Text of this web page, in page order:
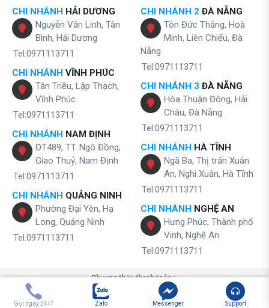
CHI NHÁNH HẢI DƯƠNG
Nguyễn Văn Linh, Tân
Bình, Hải Dương
Tel:0971113711
CHI NHÁNH VĨNH PHÚC
Tân Triều, Lập Thạch,
Vĩnh Phúc
Tel:0971113711
CHI NHÁNH NAM ĐỊNH
ĐT489, TT. Ngô Đồng,
Giao Thuỷ, Nam Định
Tel:0971113711
CHI NHÁNH QUẢNG NINH
Phường Đại Yên, Hạ
Long, Quảng Ninh
Tel:0971113711
CHI NHÁNH 2 ĐÀ NẴNG
Tôn Đức Thắng, Hoà
Minh, Liên Chiểu, Đà
Nẵng
Tel:0971113711
CHI NHÁNH 3 ĐÀ NẴNG
Hòa Thuận Đông, Hải
Châu, Đà Nẵng
Tel:0971113711
CHI NHÁNH HÀ TĨNH
Ngã Ba, Thị trấn Xuân
An, Nghi Xuân, Hà Tĩnh
Tel:0971113711
CHI NHÁNH NGHỆ AN
Hưng Phúc, Thành phố
Vinh, Nghệ An
Tel:0971113711
Phương thức thanh toán :
Gọi ngay 24/7 Zalo Messenger Support